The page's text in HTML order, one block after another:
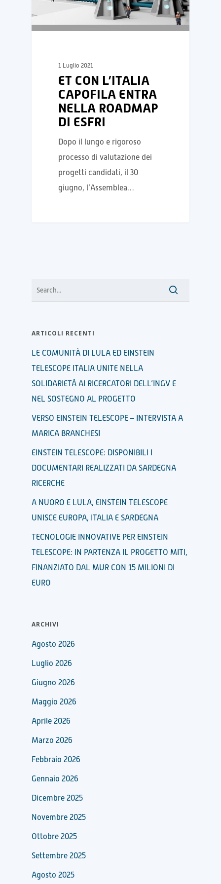
1 Luglio 2021
ET CON L’ITALIA
CAPOFILA ENTRA
NELLA ROADMAP
DI ESFRI
Dopo il lungo e rigoroso
processo di valutazione dei
progetti candidati, il 30
giugno, l’Assemblea…
ARTICOLI RECENTI
LE COMUNITÀ DI LULA ED EINSTEIN
TELESCOPE ITALIA UNITE NELLA
SOLIDARIETÀ AI RICERCATORI DELL’INGV E
NEL SOSTEGNO AL PROGETTO
VERSO EINSTEIN TELESCOPE – INTERVISTA A
MARICA BRANCHESI
EINSTEIN TELESCOPE: DISPONIBILI I
DOCUMENTARI REALIZZATI DA SARDEGNA
RICERCHE
A NUORO E LULA, EINSTEIN TELESCOPE
UNISCE EUROPA, ITALIA E SARDEGNA
TECNOLOGIE INNOVATIVE PER EINSTEIN
TELESCOPE: IN PARTENZA IL PROGETTO MITI,
FINANZIATO DAL MUR CON 15 MILIONI DI
EURO
ARCHIVI
Agosto 2026
Luglio 2026
Giugno 2026
Maggio 2026
Aprile 2026
Marzo 2026
Febbraio 2026
Gennaio 2026
Dicembre 2025
Novembre 2025
Ottobre 2025
Settembre 2025
Agosto 2025